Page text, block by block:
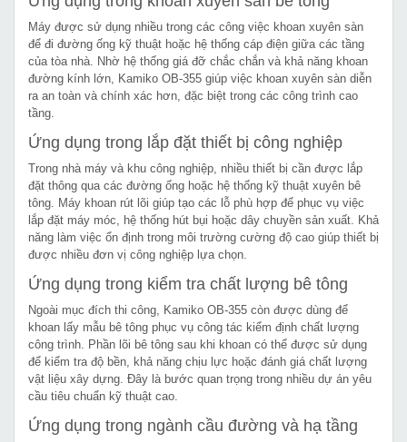
Máy được sử dụng nhiều trong các công việc khoan xuyên sàn
để đi đường ống kỹ thuật hoặc hệ thống cáp điện giữa các tầng
của tòa nhà. Nhờ hệ thống giá đỡ chắc chắn và khả năng khoan
đường kính lớn, Kamiko OB-355 giúp việc khoan xuyên sàn diễn
ra an toàn và chính xác hơn, đặc biệt trong các công trình cao
tầng.
Ứng dụng trong lắp đặt thiết bị công nghiệp
Trong nhà máy và khu công nghiệp, nhiều thiết bị cần được lắp
đặt thông qua các đường ống hoặc hệ thống kỹ thuật xuyên bê
tông. Máy khoan rút lõi giúp tạo các lỗ phù hợp để phục vụ việc
lắp đặt máy móc, hệ thống hút bụi hoặc dây chuyền sản xuất. Khả
năng làm việc ổn định trong môi trường cường độ cao giúp thiết bị
được nhiều đơn vị công nghiệp lựa chọn.
Ứng dụng trong kiểm tra chất lượng bê tông
Ngoài mục đích thi công, Kamiko OB-355 còn được dùng để
khoan lấy mẫu bê tông phục vụ công tác kiểm định chất lượng
công trình. Phần lõi bê tông sau khi khoan có thể được sử dụng
để kiểm tra độ bền, khả năng chịu lực hoặc đánh giá chất lượng
vật liệu xây dựng. Đây là bước quan trọng trong nhiều dự án yêu
cầu tiêu chuẩn kỹ thuật cao.
Ứng dụng trong ngành cầu đường và hạ tầng